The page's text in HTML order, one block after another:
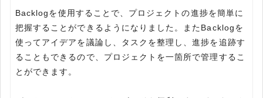
Backlogを使用することで、プロジェクトの進捗を簡単に
把握することができるようになりました。またBacklogを
使ってアイデアを議論し、タスクを整理し、進捗を追跡す
ることもできるので、プロジェクトを一箇所で管理するこ
とができます。